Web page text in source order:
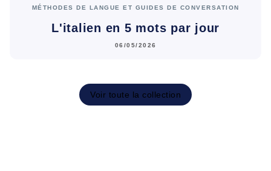
MÉTHODES DE LANGUE ET GUIDES DE CONVERSATION
L'italien en 5 mots par jour
06/05/2026
Voir toute la collection